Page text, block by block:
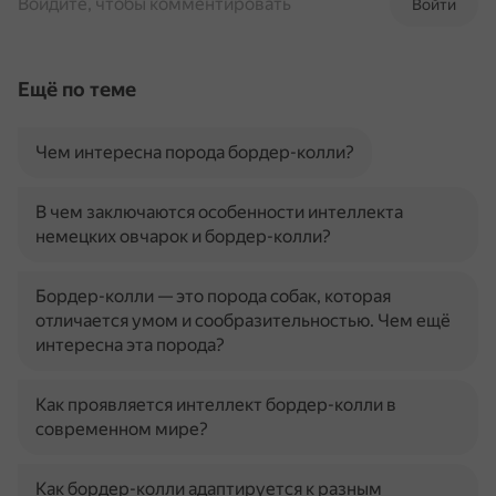
Войти
Ещё по теме
Чем интересна порода бордер-колли?
В чем заключаются особенности интеллекта
немецких овчарок и бордер-колли?
Бордер-колли — это порода собак, которая
отличается умом и сообразительностью. Чем ещё
интересна эта порода?
Как проявляется интеллект бордер-колли в
современном мире?
Как бордер-колли адаптируется к разным